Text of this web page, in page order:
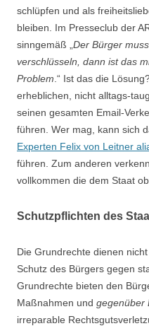
schlüpfen und als
bleiben. Im Presseclub der
sinngemäß „ Der Bürger
verschlüsseln, dann ist das
Problem .“ Ist das die
erheblichen, nicht alltags-
seinen gesamten Email-
führen. Wer mag, kann sich
Experten Felix von Leitner
führen. Zum anderen
vollkommen die dem Staat
Schutzpflichten des
Die Grundrechte dienen
Schutz des Bürgers gegen
Grundrechte bieten den
Maßnahmen und gegenüber
irreparable